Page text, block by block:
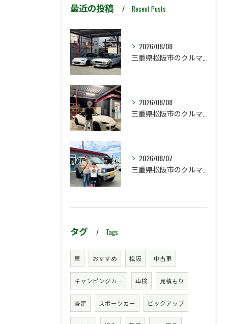
最近の投稿 Recent Posts
2026/08/08
2026/08/08
2026/08/07
タグ Tags
車 おすすめ 松阪 中古車
キャンピングカー 車検 見積もり
査定 スポーツカー ピックアップ